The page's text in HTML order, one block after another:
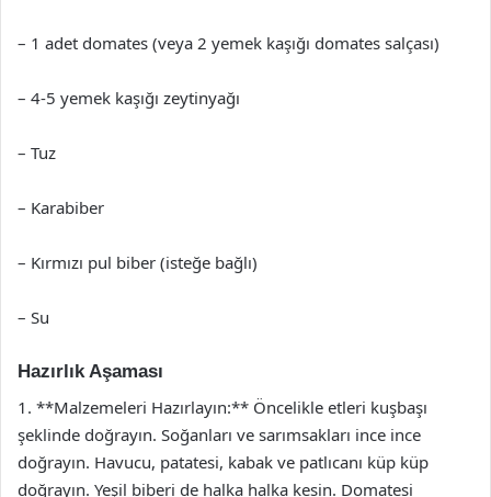
– 1 adet domates (veya 2 yemek kaşığı domates salçası)
– 4-5 yemek kaşığı zeytinyağı
– Tuz
– Karabiber
– Kırmızı pul biber (isteğe bağlı)
– Su
Hazırlık Aşaması
1. **Malzemeleri Hazırlayın:** Öncelikle etleri kuşbaşı
şeklinde doğrayın. Soğanları ve sarımsakları ince ince
doğrayın. Havucu, patatesi, kabak ve patlıcanı küp küp
doğrayın. Yeşil biberi de halka halka kesin. Domatesi